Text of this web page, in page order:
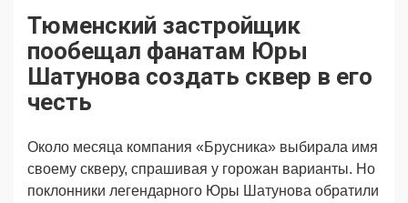
Продвижение Поздравляем
Ещё
Тюменский застройщик
пообещал фанатам Юры
Шатунова создать сквер в его
честь
Около месяца компания «Брусника» выбирала имя
своему скверу, спрашивая у горожан варианты. Но
поклонники легендарного Юры Шатунова обратили